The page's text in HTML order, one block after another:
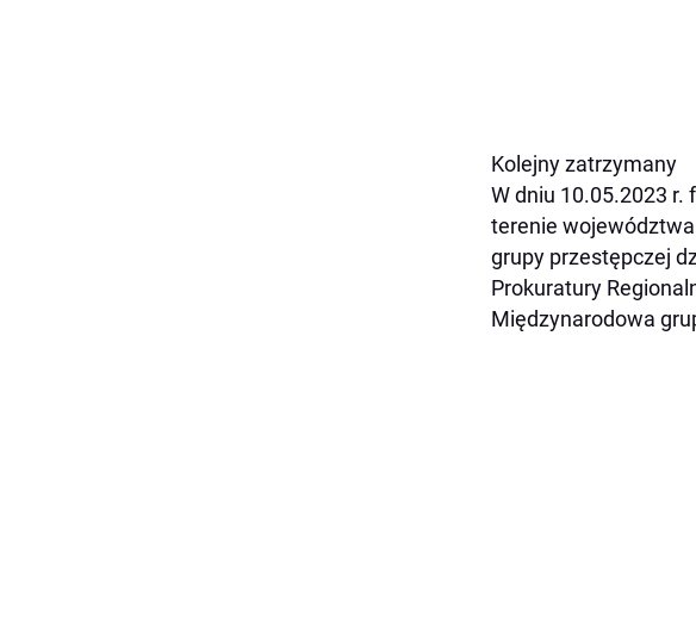
Kolejny zatrzymany
W dniu 10.05.2023 r.
terenie
grupy przestępczej
Prokuratury
Międzynarodowa